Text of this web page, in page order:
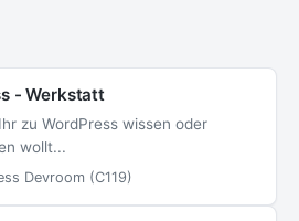
- Werkstatt
zu WordPress wissen oder
wollt...
Devroom (C119)